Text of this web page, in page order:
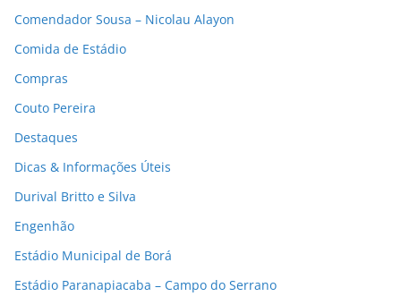
Comendador Sousa – Nicolau Alayon
Comida de Estádio
Compras
Couto Pereira
Destaques
Dicas & Informações Úteis
Durival Britto e Silva
Engenhão
Estádio Municipal de Borá
Estádio Paranapiacaba – Campo do Serrano